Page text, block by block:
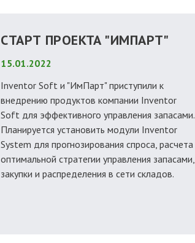
СТАРТ ПРОЕКТА "ИМПАРТ"
15.01.2022
Inventor Soft и "ИмПарт" приступили к
внедрению продуктов компании Inventor
Soft для эффективного управления запасами.
Планируется установить модули Inventor
System для прогнозирования спроса, расчета
оптимальной стратегии управления запасами,
закупки и распределения в сети складов.